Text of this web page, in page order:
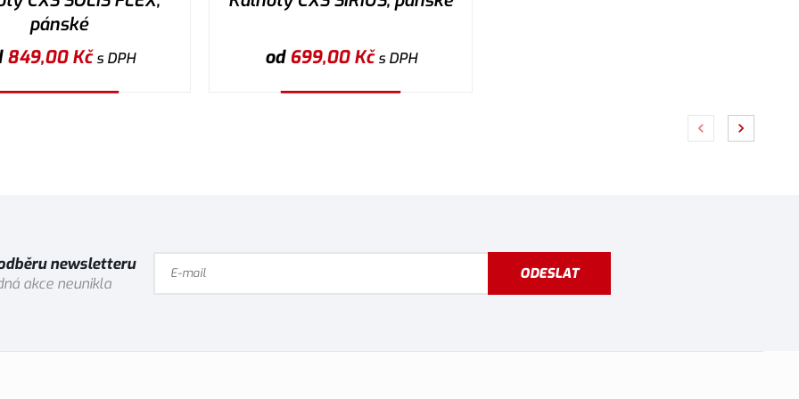
pánské
849,00Kčs DPH od699,00Kčs DPH
newsletteru
akce neunikla
ODESLAT